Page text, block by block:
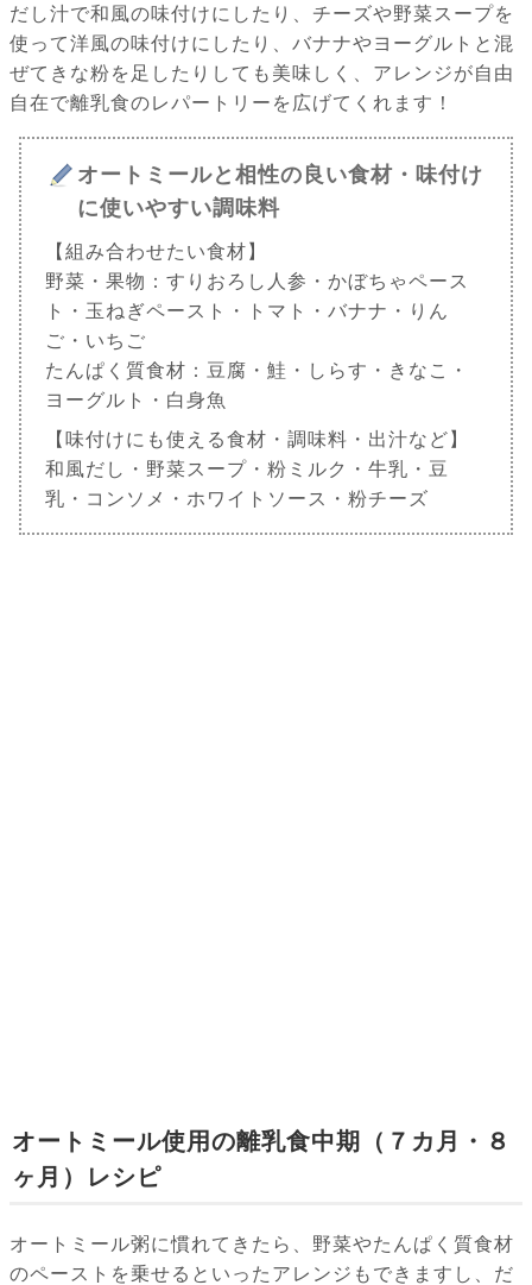
だし汁で和風の味付けにしたり、チーズや野菜スープを
使って洋風の味付けにしたり、バナナやヨーグルトと混
ぜてきな粉を足したりしても美味しく、アレンジが自由
自在で離乳食のレパートリーを広げてくれます！
オートミールと相性の良い食材・味付け
に使いやすい調味料
【組み合わせたい食材】
野菜・果物：すりおろし人参・かぼちゃペース
ト・玉ねぎペースト・トマト・バナナ・りん
ご・いちご
たんぱく質食材：豆腐・鮭・しらす・きなこ・
ヨーグルト・白身魚
【味付けにも使える食材・調味料・出汁など】
和風だし・野菜スープ・粉ミルク・牛乳・豆
乳・コンソメ・ホワイトソース・粉チーズ
オートミール使用の離乳食中期（７カ月・８
ヶ月）レシピ
オートミール粥に慣れてきたら、野菜やたんぱく質食材
のペーストを乗せるといったアレンジもできますし、だ